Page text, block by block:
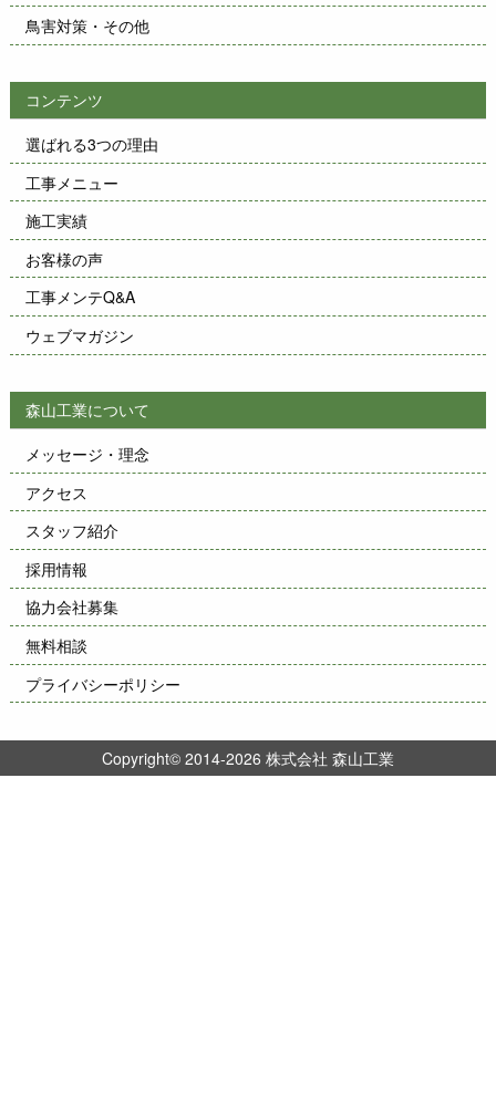
鳥害対策・その他
コンテンツ
選ばれる3つの理由
工事メニュー
施工実績
お客様の声
工事メンテQ&A
ウェブマガジン
森山工業について
メッセージ・理念
アクセス
スタッフ紹介
採用情報
協力会社募集
無料相談
プライバシーポリシー
Copyright© 2014-2026 株式会社 森山工業